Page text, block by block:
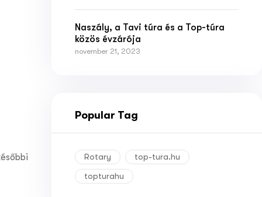
Naszály, a Tavi túra és a Top-túra
közös évzárója
november 21, 2023
Popular Tag
Rotary top-tura.hu
topturahu